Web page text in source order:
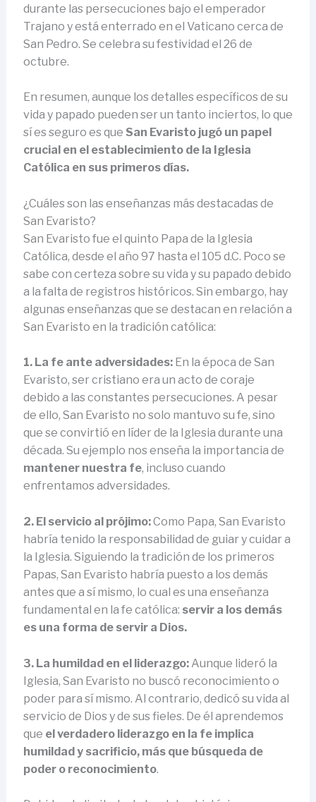
durante las persecuciones bajo el emperador
Trajano y está enterrado en el Vaticano cerca de
San Pedro. Se celebra su festividad el 26 de
octubre.
En resumen, aunque los detalles específicos de su
vida y papado pueden ser un tanto inciertos, lo que
sí es seguro es que San Evaristo jugó un papel
crucial en el establecimiento de la Iglesia
Católica en sus primeros días.
¿Cuáles son las enseñanzas más destacadas de
San Evaristo?
San Evaristo fue el quinto Papa de la Iglesia
Católica, desde el año 97 hasta el 105 d.C. Poco se
sabe con certeza sobre su vida y su papado debido
a la falta de registros históricos. Sin embargo, hay
algunas enseñanzas que se destacan en relación a
San Evaristo en la tradición católica:
1. La fe ante adversidades:En la época de San
Evaristo, ser cristiano era un acto de coraje
debido a las constantes persecuciones. A pesar
de ello, San Evaristo no solo mantuvo su fe, sino
que se convirtió en líder de la Iglesia durante una
década. Su ejemplo nos enseña la importancia de
mantener nuestra fe, incluso cuando
enfrentamos adversidades.
2. El servicio al prójimo:Como Papa, San Evaristo
habría tenido la responsabilidad de guiar y cuidar a
la Iglesia. Siguiendo la tradición de los primeros
Papas, San Evaristo habría puesto a los demás
antes que a sí mismo, lo cual es una enseñanza
fundamental en la fe católica: servir a los demás
es una forma de servir a Dios.
3. La humildad en el liderazgo:Aunque lideró la
Iglesia, San Evaristo no buscó reconocimiento o
poder para sí mismo. Al contrario, dedicó su vida al
servicio de Dios y de sus fieles. De él aprendemos
que el verdadero liderazgo en la fe implica
humildad y sacrificio, más que búsqueda de
poder o reconocimiento.